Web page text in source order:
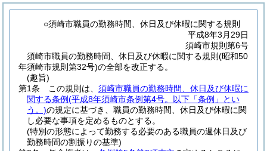
○須崎市職員の勤務時間、休日及び休暇に関する規則
平成8年3月29日
須崎市規則第6号
須崎市職員の勤務時間、休日及び休暇に関する規則(昭和50
年須崎市規則第32号)の全部を改正する。
(趣旨)
第1条
この規則は、 須崎市職員の勤務時間、休日及び休暇に
関する条例(平成8年須崎市条例第4号。以下「条例」とい
う。)の規定に基づき、職員の勤務時間、休日及び休暇に関
し必要な事項を定めるものとする。
(特別の形態によって勤務する必要のある職員の週休日及び
勤務時間の割振りの基準)